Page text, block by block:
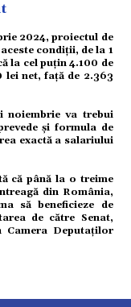
2024, proiectul de
condiții, de la 1
la cel puțin 4.100 de
lei net, față de 2.363
noiembrie va trebui
și formula de
exactă a salariului
că până la o treime
din România,
să beneficieze de
de către Senat,
Camera Deputaților